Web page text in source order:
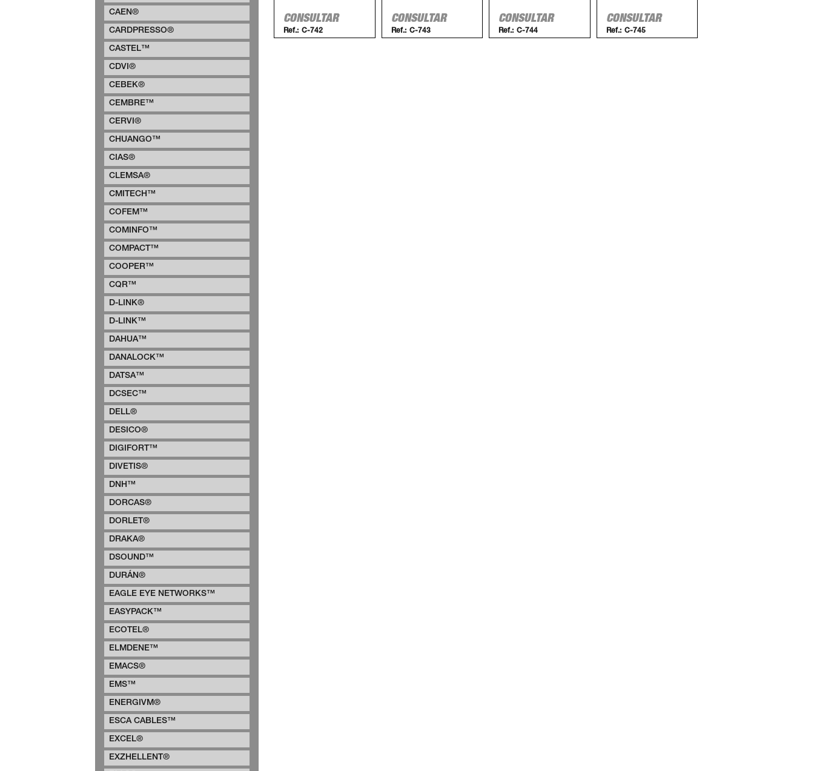
CAEN®
CARDPRESSO®
CASTEL™
CDVI®
CEBEK®
CEMBRE™
CERVI®
CHUANGO™
CIAS®
CLEMSA®
CMITECH™
COFEM™
COMINFO™
COMPACT™
COOPER™
CQR™
D-LINK®
D-LINK™
DAHUA™
DANALOCK™
DATSA™
DCSEC™
DELL®
DESICO®
DIGIFORT™
DIVETIS®
DNH™
DORCAS®
DORLET®
DRAKA®
DSOUND™
DURÁN®
EAGLE EYE NETWORKS™
EASYPACK™
ECOTEL®
ELMDENE™
EMACS®
EMS™
ENERGIVM®
ESCA CABLES™
EXCEL®
EXZHELLENT®
CONSULTAR
Ref.: C-742
CONSULTAR
Ref.: C-743
CONSULTAR
Ref.: C-744
CONSULTAR
Ref.: C-745